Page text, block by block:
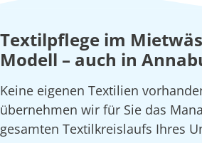
Textilpflege im
Modell – auch in
Keine eigenen Textilien
übernehmen wir für Sie das
gesamten Textilkreislaufs Ihres